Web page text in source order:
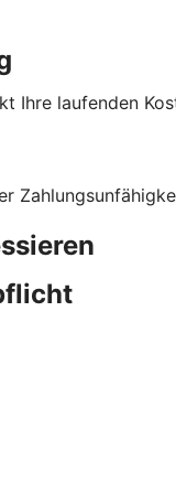
Ihre laufenden